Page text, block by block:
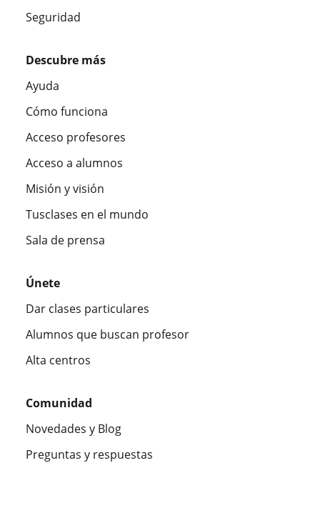
Seguridad
Descubre más
Ayuda
Cómo funciona
Acceso profesores
Acceso a alumnos
Misión y visión
Tusclases en el mundo
Sala de prensa
Únete
Dar clases particulares
Alumnos que buscan profesor
Alta centros
Comunidad
Novedades y Blog
Preguntas y respuestas